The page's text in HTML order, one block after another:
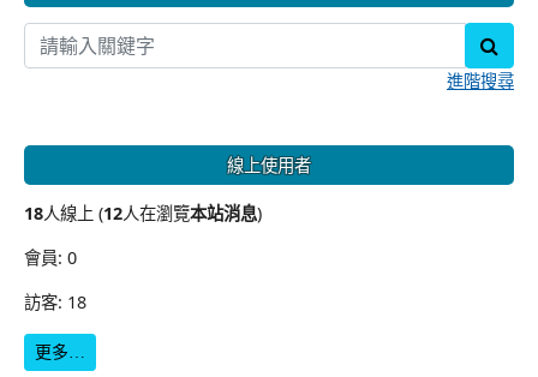
進階搜尋
線上使用者
18人線上 (12人在瀏覽本站消息)
會員: 0
訪客: 18
更多…